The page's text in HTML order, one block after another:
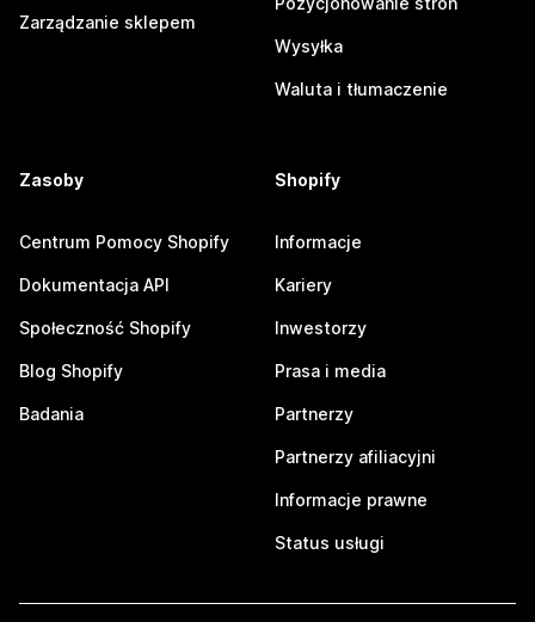
Zarządzanie sklepem
Wysyłka
Waluta i tłumaczenie
Zasoby
Centrum Pomocy Shopify
Dokumentacja API
Społeczność Shopify
Blog Shopify
Badania
Shopify
Informacje
Kariery
Inwestorzy
Prasa i media
Partnerzy
Partnerzy afiliacyjni
Informacje prawne
Status usługi